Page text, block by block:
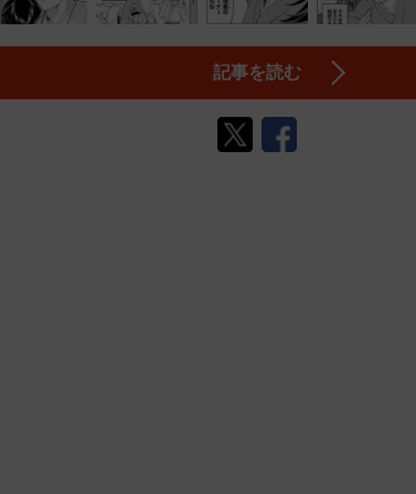
記事を読む